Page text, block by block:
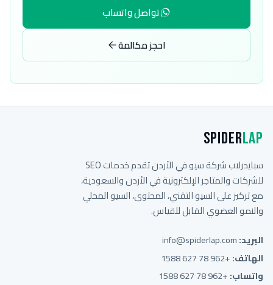
تواصل واتساب
احجز مكالمة
SpiderLap
سبايدرلاب شركة سيو في الأردن تقدم خدمات SEO
للشركات والمتاجر الإلكترونية في الأردن والسعودية،
مع تركيز على السيو التقني، المحتوى، السيو المحلي
والنمو العضوي القابل للقياس.
البريد:info@spiderlap.com
الهاتف:+962 78 627 1588
واتساب:+962 78 627 1588